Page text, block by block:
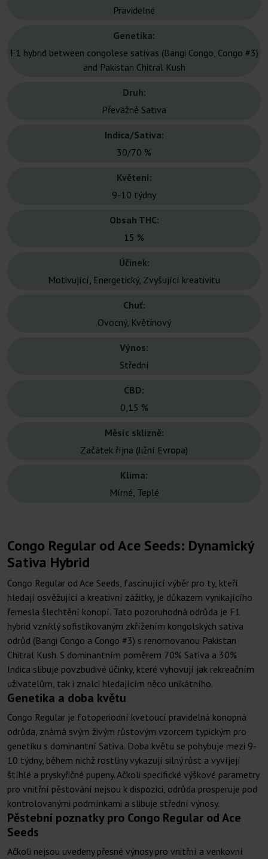
Pravidelné
Genetika:
F1 hybrid between congolese sativas (Bangi Congo, Congo #3)
and Pakistan Chitral Kush
Druh:
Převážně Sativa
Indica/Sativa:
30/70 %
Květení:
9-10 týdny
Obsah THC:
15 %
Účinek:
Motivující, Energetický, Zvyšující kreativitu
Chuť:
Ovocný, Květinový
Výnos:
Střední
CBD:
0,15 %
Měsíc sklizně:
Začátek října (Jižní Evropa)
Klima:
Mírné, Teplé
Congo Regular od Ace Seeds: Dynamický
Sativa Hybrid
Congo Regular od Ace Seeds, fascinující výběr pro ty, kteří
hledají osvěžující a kreativní zážitky, je důkazem vynikajícího
řemesla šlechtění konopí. Tato pozoruhodná odrůda je F1
hybrid vzniklý sofistikovaným zkřížením kongolských sativa
odrůd (Bangi Congo a Congo #3) s renomovanou Pakistan
Chitral Kush. S dominantním poměrem 70% Sativa a 30%
Indica slibuje povzbudivé účinky, které vyhovují jak rekreačním
uživatelům, tak i znalci hledajícím něco unikátního.
Genetika a doba květu
Congo Regular je fotoperiodní kvetoucí pravidelná konopná
odrůda, známá svým živým růstovým vzorcem typickým pro
genetiku s dominantní Sativa. Doba květu se pohybuje mezi 9-
10 týdny, během nichž rostliny vykazují silný růst a vyvíjejí
štíhlé a pryskyřičné pupeny. Ačkoli specifické výškové parametry
pro vnitřní pěstování nejsou k dispozici, odrůda prosperuje pod
kontrolovanými podmínkami a slibuje střední výnosy.
Pěstební poznatky pro Congo Regular od Ace
Seeds
Ačkoli nejsou uvedeny přesné výnosy pro vnitřní a venkovní